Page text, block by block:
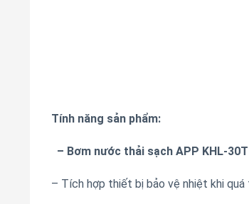
Tính năng sản phẩm:
– Bơm nước thải sạch APP KHL-30T
– Tích hợp thiết bị bảo vệ nhiệt khi quá